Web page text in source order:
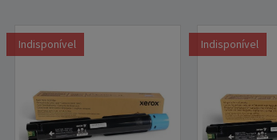
Indisponível Indisponível